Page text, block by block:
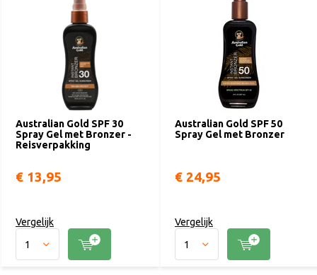
Australian Gold SPF 30
Spray Gel met Bronzer -
Reisverpakking
€ 13,95
Vergelijk
Australian Gold SPF 50
Spray Gel met Bronzer
€ 24,95
Vergelijk